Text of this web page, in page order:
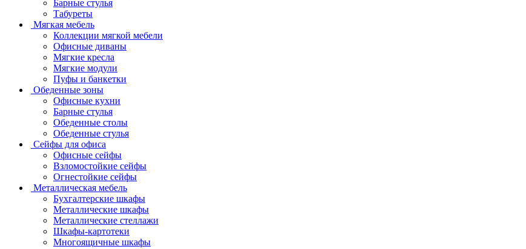
Барные стулья
Табуреты
Мягкая мебель
Коллекции мягкой мебели
Офисные диваны
Мягкие кресла
Мягкие модули
Пуфы и банкетки
Обеденные зоны
Офисные кухни
Барные стулья
Обеденные столы
Обеденные стулья
Сейфы для офиса
Офисные сейфы
Взломостойкие сейфы
Огнестойкие сейфы
Металлическая мебель
Бухгалтерские шкафы
Металлические шкафы
Металлические стеллажи
Шкафы-картотеки
Многоящичные шкафы